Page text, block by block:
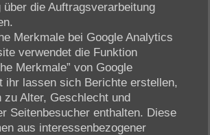
über die Auftragsverarbeitung
Merkmale bei Google Analytics
verwendet die Funktion
Merkmale” von Google
ihr lassen sich Berichte erstellen,
zu Alter, Geschlecht und
Seitenbesucher enthalten. Diese
aus interessenbezogener